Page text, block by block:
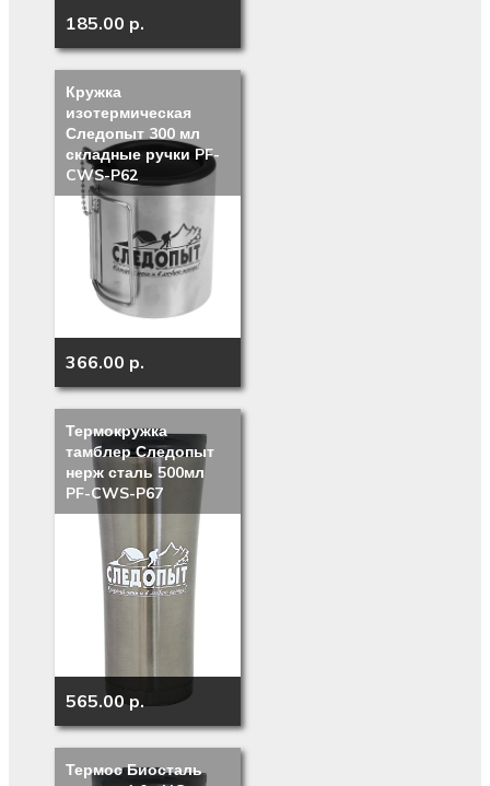
185.00 p.
Кружка
изотермическая
Следопыт 300 мл
складные ручки PF-
CWS-P62
366.00 p.
Термокружка
тамблер Следопыт
нерж сталь 500мл
PF-CWS-P67
565.00 p.
Термос Биосталь